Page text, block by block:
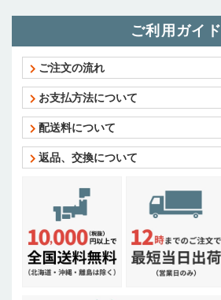
ご利用ガイド
ご注文の流れ
お支払方法について
配送料について
返品、交換について